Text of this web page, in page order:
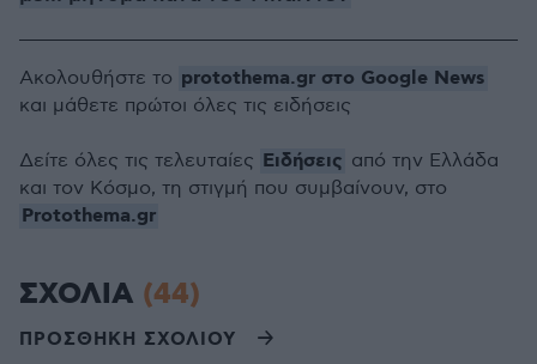
Ακολουθήστε το protothema.gr στο Google News
και μάθετε πρώτοι όλες τις ειδήσεις
Δείτε όλες τις τελευταίες Ειδήσεις από την Ελλάδα
και τον Κόσμο, τη στιγμή που συμβαίνουν, στο
Protothema.gr
ΣΧΟΛΙΑ (44)
ΠΡΟΣΘΗΚΗ ΣΧΟΛΙΟΥ